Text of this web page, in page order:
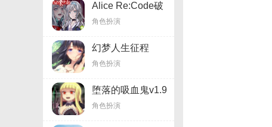
Alice Re:Code破
解版v1.9
角色扮演
幻梦人生征程
v1.9.0
角色扮演
堕落的吸血鬼v1.9
角色扮演